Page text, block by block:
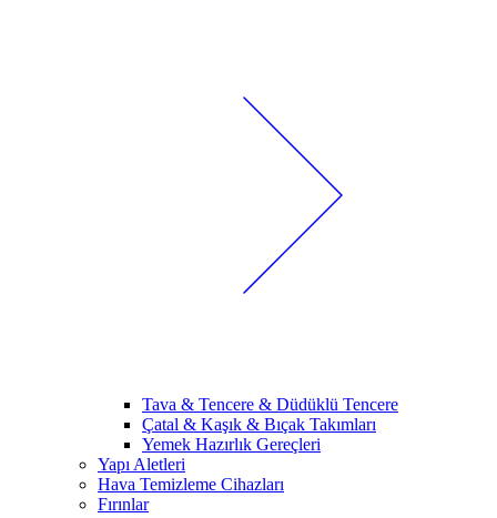
Tava & Tencere & Düdüklü Tencere
Çatal & Kaşık & Bıçak Takımları
Yemek Hazırlık Gereçleri
Yapı Aletleri
Hava Temizleme Cihazları
Fırınlar